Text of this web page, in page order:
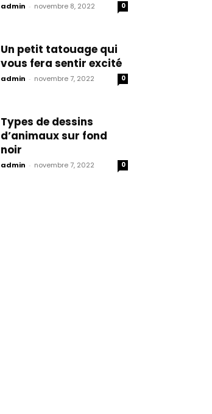
admin - novembre 8, 2022 0
Un petit tatouage qui
vous fera sentir excité
admin - novembre 7, 2022 0
Types de dessins
d’animaux sur fond
noir
admin - novembre 7, 2022 0